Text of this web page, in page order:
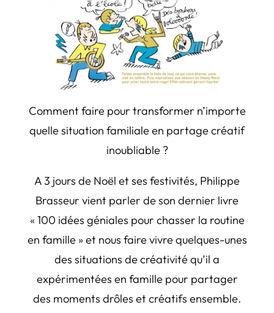
Comment faire pour transformer n’importe
quelle situation familiale en partage créatif
inoubliable ?
A 3 jours de Noël et ses festivités, Philippe
Brasseur vient parler de son dernier livre
« 100 idées géniales pour chasser la routine
en famille » et nous faire vivre quelques-unes
des situations de créativité qu’il a
expérimentées en famille pour partager
des moments drôles et créatifs ensemble.